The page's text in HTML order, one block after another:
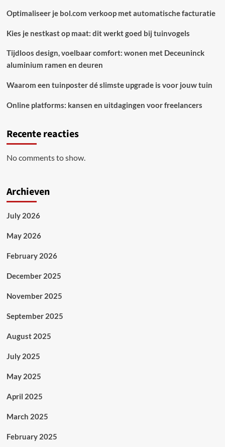
Optimaliseer je bol.com verkoop met automatische facturatie
Kies je nestkast op maat: dit werkt goed bij tuinvogels
Tijdloos design, voelbaar comfort: wonen met Deceuninck
aluminium ramen en deuren
Waarom een tuinposter dé slimste upgrade is voor jouw tuin
Online platforms: kansen en uitdagingen voor freelancers
Recente reacties
No comments to show.
Archieven
July 2026
May 2026
February 2026
December 2025
November 2025
September 2025
August 2025
July 2025
May 2025
April 2025
March 2025
February 2025